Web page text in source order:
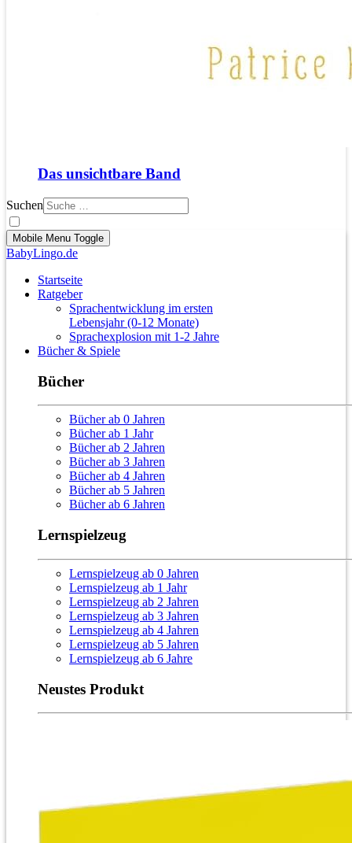
Das unsichtbare Band
Suchen
Mobile Menu Toggle
BabyLingo.de
Startseite
Ratgeber
Sprachentwicklung im ersten
Lebensjahr (0-12 Monate)
Sprachexplosion mit 1-2 Jahre
Bücher & Spiele
Bücher
Bücher ab 0 Jahren
Bücher ab 1 Jahr
Bücher ab 2 Jahren
Bücher ab 3 Jahren
Bücher ab 4 Jahren
Bücher ab 5 Jahren
Bücher ab 6 Jahren
Lernspielzeug
Lernspielzeug ab 0 Jahren
Lernspielzeug ab 1 Jahr
Lernspielzeug ab 2 Jahren
Lernspielzeug ab 3 Jahren
Lernspielzeug ab 4 Jahren
Lernspielzeug ab 5 Jahren
Lernspielzeug ab 6 Jahre
Neustes Produkt